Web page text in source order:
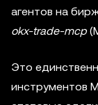
агентов на
okx-trade-mcp
Это
инструментов